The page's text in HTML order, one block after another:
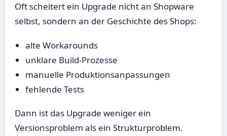
Oft scheitert ein Upgrade nicht an Shopware
selbst, sondern an der Geschichte des Shops:
alte Workarounds
unklare Build-Prozesse
manuelle Produktionsanpassungen
fehlende Tests
Dann ist das Upgrade weniger ein
Versionsproblem als ein Strukturproblem.